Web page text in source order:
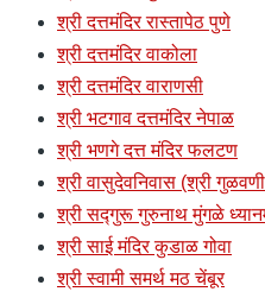
श्री दत्तमंदिर रास्तापेठ पुणे
श्री दत्तमंदिर वाकोला
श्री दत्तमंदिर वाराणसी
श्री भटगाव दत्तमंदिर नेपाळ
श्री भणगे दत्त मंदिर फलटण
श्री वासुदेवनिवास (श्री
श्री सद्गुरू गुरुनाथ मुंगळे
श्री साई मंदिर कुडाळ गोवा
श्री स्वामी समर्थ मठ चेंबूर